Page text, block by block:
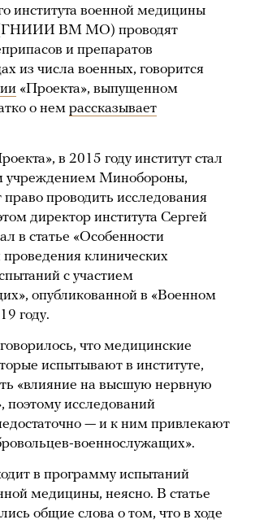
института военной медицины
ВМ МО) проводят
и препаратов
из числа военных, говорится
«Проекта», выпущенном
о нем рассказывает
в 2015 году институт стал
учреждением Минобороны,
право проводить исследования
директор института Сергей
в статье «Особенности
проведения клинических
с участием
опубликованной в «Военном
году.
что медицинские
испытывают в институте,
«влияние на высшую нервную
поэтому исследований
— и к ним привлекают
военнослужащих».
в программу испытаний
медицины, неясно. В статье
общие слова о том, что в ходе